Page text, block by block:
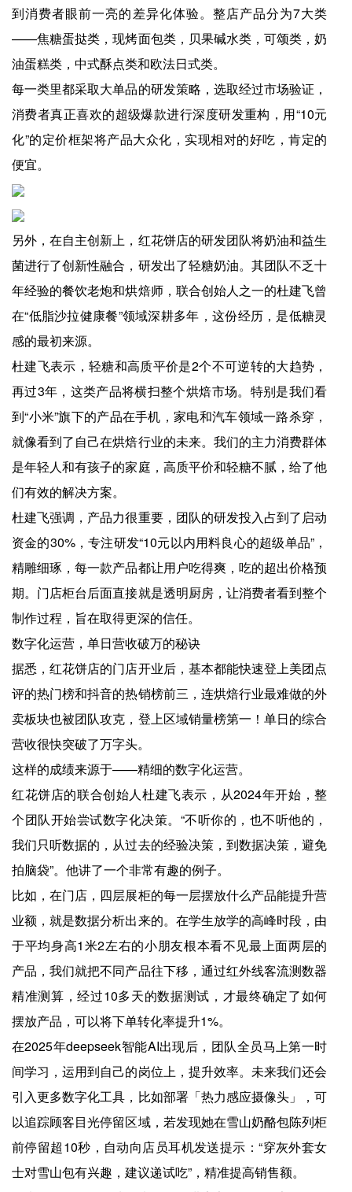
到消费者眼前一亮的差异化体验。整店产品分为7大类
——焦糖蛋挞类，现烤面包类，贝果碱水类，可颂类，奶
油蛋糕类，中式酥点类和欧法日式类。
每一类里都采取大单品的研发策略，选取经过市场验证，
消费者真正喜欢的超级爆款进行深度研发重构，用“10元
化”的定价框架将产品大众化，实现相对的好吃，肯定的
便宜。
另外，在自主创新上，红花饼店的研发团队将奶油和益生
菌进行了创新性融合，研发出了轻糖奶油。其团队不乏十
年经验的餐饮老炮和烘焙师，联合创始人之一的杜建飞曾
在“低脂沙拉健康餐”领域深耕多年，这份经历，是低糖灵
感的最初来源。
杜建飞表示，轻糖和高质平价是2个不可逆转的大趋势，
再过3年，这类产品将横扫整个烘焙市场。特别是我们看
到“小米”旗下的产品在手机，家电和汽车领域一路杀穿，
就像看到了自己在烘焙行业的未来。我们的主力消费群体
是年轻人和有孩子的家庭，高质平价和轻糖不腻，给了他
们有效的解决方案。
杜建飞强调，产品力很重要，团队的研发投入占到了启动
资金的30%，专注研发“10元以内用料良心的超级单品”，
精雕细琢，每一款产品都让用户吃得爽，吃的超出价格预
期。门店柜台后面直接就是透明厨房，让消费者看到整个
制作过程，旨在取得更深的信任。
数字化运营，单日营收破万的秘诀
据悉，红花饼店的门店开业后，基本都能快速登上美团点
评的热门榜和抖音的热销榜前三，连烘焙行业最难做的外
卖板块也被团队攻克，登上区域销量榜第一！单日的综合
营收很快突破了万字头。
这样的成绩来源于——精细的数字化运营。
红花饼店的联合创始人杜建飞表示，从2024年开始，整
个团队开始尝试数字化决策。“不听你的，也不听他的，
我们只听数据的，从过去的经验决策，到数据决策，避免
拍脑袋”。他讲了一个非常有趣的例子。
比如，在门店，四层展柜的每一层摆放什么产品能提升营
业额，就是数据分析出来的。在学生放学的高峰时段，由
于平均身高1米2左右的小朋友根本看不见最上面两层的
产品，我们就把不同产品往下移，通过红外线客流测数器
精准测算，经过10多天的数据测试，才最终确定了如何
摆放产品，可以将下单转化率提升1%。
在2025年deepseek智能AI出现后，团队全员马上第一时
间学习，运用到自己的岗位上，提升效率。未来我们还会
引入更多数字化工具，比如部署「热力感应摄像头」，可
以追踪顾客目光停留区域，若发现她在雪山奶酪包陈列柜
前停留超10秒，自动向店员耳机发送提示：“穿灰外套女
士对雪山包有兴趣，建议递试吃”，精准提高销售额。